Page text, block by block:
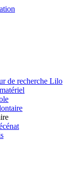
de recherche Lilo